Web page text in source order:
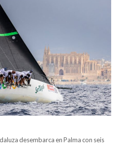
desembarca en Palma con seis